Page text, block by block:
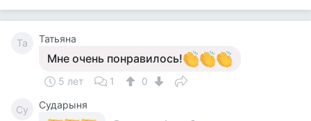
Та Татьяна
Мне очень понравилось!
5 лет 1 0
Су
Сударыня